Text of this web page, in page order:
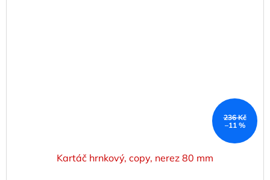
236 Kč
–11 %
Kartáč hrnkový, copy, nerez 80 mm